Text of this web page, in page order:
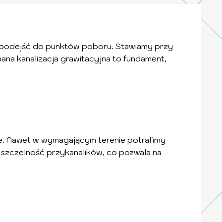
do punktów poboru. Stawiamy przy
kanalizacja grawitacyjna to fundament,
Nawet w wymagającym terenie potrafimy
przykanalików, co pozwala na